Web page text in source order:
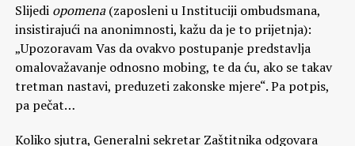
Slijedi opomena(zaposleni u Instituciji ombudsmana,
insistirajući na anonimnosti, kažu da je to prijetnja):
„Upozoravam Vas da ovakvo postupanje predstavlja
omalovažavanje odnosno mobing, te da ću, ako se takav
tretman nastavi, preduzeti zakonske mjere“. Pa potpis,
pa pečat…
Koliko sjutra, Generalni sekretar Zaštitnika odgovara